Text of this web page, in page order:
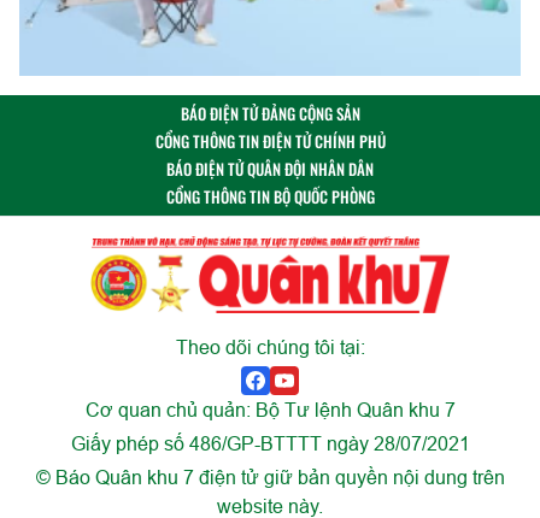
BÁO ĐIỆN TỬ ĐẢNG CỘNG SẢN
CỔNG THÔNG TIN ĐIỆN TỬ CHÍNH PHỦ
BÁO ĐIỆN TỬ QUÂN ĐỘI NHÂN DÂN
CỔNG THÔNG TIN BỘ QUỐC PHÒNG
Theo dõi chúng tôi tại:
Cơ quan chủ quản: Bộ Tư lệnh Quân khu 7
Giấy phép số 486/GP-BTTTT ngày 28/07/2021
© Báo Quân khu 7 điện tử giữ bản quyền nội dung trên
website này.